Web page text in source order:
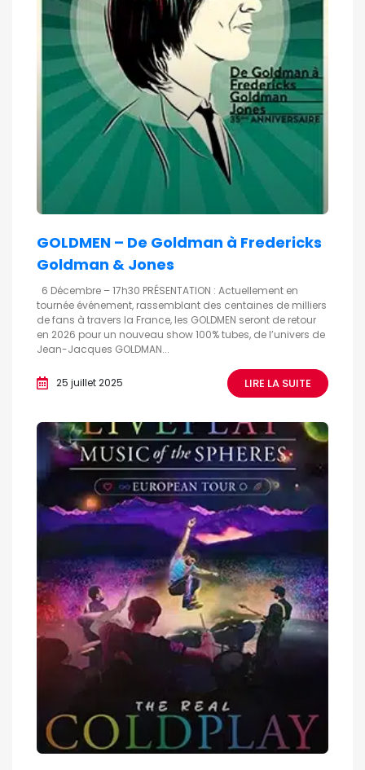
GOLDMEN – De Goldman à Fredericks
Goldman & Jones
6 Décembre – 17h30 PRÉSENTATION : Actuellement en
tournée événement, rassemblant des centaines de milliers
de fans à travers la France, les GOLDMEN seront de retour
en 2026 pour un nouveau show 100% tubes, de l’univers de
Jean-Jacques GOLDMAN...
25 juillet 2025 LIRE LA SUITE